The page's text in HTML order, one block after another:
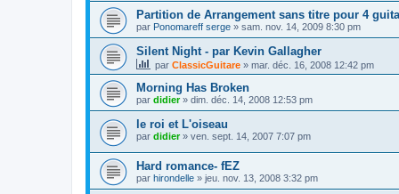
Partition de Arrangement sans titre pour 4
par Ponomareff serge » sam. nov. 14, 2009 8:30 pm
Silent Night - par Kevin Gallagher
par ClassicGuitare » mar. déc. 16, 2008 12:42 pm
Morning Has Broken
par didier» dim. déc. 14, 2008 12:53 pm
le roi et L'oiseau
par didier» ven. sept. 14, 2007 7:07 pm
Hard romance- fEZ
par hirondelle » jeu. nov. 13, 2008 3:32 pm